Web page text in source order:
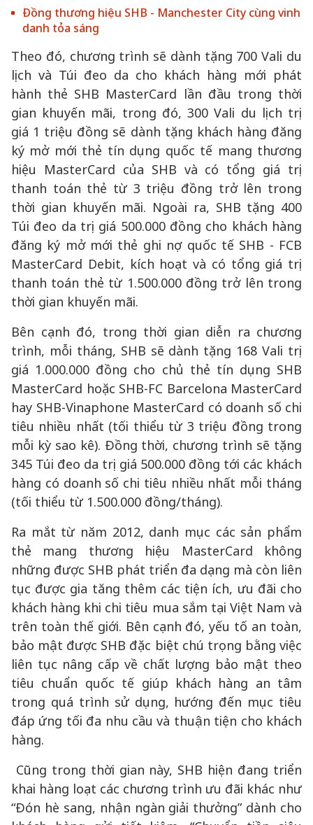
Đồng thương hiệu SHB - Manchester City cùng vinh
danh tỏa sáng
Theo đó, chương trình sẽ dành tặng 700 Vali du
lịch và Túi đeo da cho khách hàng mới phát
hành thẻ SHB MasterCard lần đầu trong thời
gian khuyến mãi, trong đó, 300 Vali du lịch trị
giá 1 triệu đồng sẽ dành tặng khách hàng đăng
ký mở mới thẻ tín dụng quốc tế mang thương
hiệu MasterCard của SHB và có tổng giá trị
thanh toán thẻ từ 3 triệu đồng trở lên trong
thời gian khuyến mãi. Ngoài ra, SHB tặng 400
Túi đeo da trị giá 500.000 đồng cho khách hàng
đăng ký mở mới thẻ ghi nợ quốc tế SHB - FCB
MasterCard Debit, kích hoạt và có tổng giá trị
thanh toán thẻ từ 1.500.000 đồng trở lên trong
thời gian khuyến mãi.
Bên cạnh đó, trong thời gian diễn ra chương
trình, mỗi tháng, SHB sẽ dành tặng 168 Vali trị
giá 1.000.000 đồng cho chủ thẻ tín dụng SHB
MasterCard hoặc SHB-FC Barcelona MasterCard
hay SHB-Vinaphone MasterCard có doanh số chi
tiêu nhiều nhất (tối thiểu từ 3 triệu đồng trong
mỗi kỳ sao kê). Đồng thời, chương trình sẽ tặng
345 Túi đeo da trị giá 500.000 đồng tới các khách
hàng có doanh số chi tiêu nhiều nhất mỗi tháng
(tối thiểu từ 1.500.000 đồng/tháng).
Ra mắt từ năm 2012, danh mục các sản phẩm
thẻ mang thương hiệu MasterCard không
những được SHB phát triển đa dạng mà còn liên
tục được gia tăng thêm các tiện ích, ưu đãi cho
khách hàng khi chi tiêu mua sắm tại Việt Nam và
trên toàn thế giới. Bên cạnh đó, yếu tố an toàn,
bảo mật được SHB đặc biệt chú trọng bằng việc
liên tục nâng cấp về chất lượng bảo mật theo
tiêu chuẩn quốc tế giúp khách hàng an tâm
trong quá trình sử dụng, hướng đến mục tiêu
đáp ứng tối đa nhu cầu và thuận tiện cho khách
hàng.
Cũng trong thời gian này, SHB hiện đang triển
khai hàng loạt các chương trình ưu đãi khác như
“Đón hè sang, nhận ngàn giải thưởng” dành cho